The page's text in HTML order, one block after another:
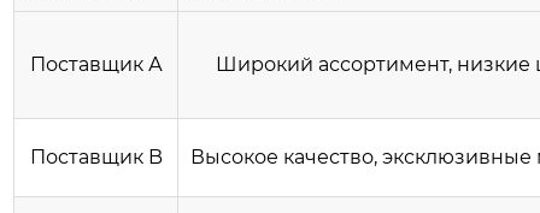
Поставщик А Широкий ассортимент, низкие
Поставщик B Высокое качество,